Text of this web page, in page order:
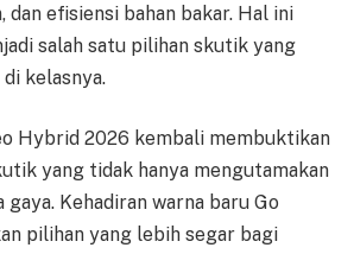
efisiensi bahan bakar. Hal ini
salah satu pilihan skutik yang
kelasnya.
Hybrid 2026 kembali membuktikan
yang tidak hanya mengutamakan
Kehadiran warna baru Go
pilihan yang lebih segar bagi